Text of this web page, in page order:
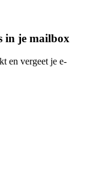
in je mailbox
en vergeet je e-